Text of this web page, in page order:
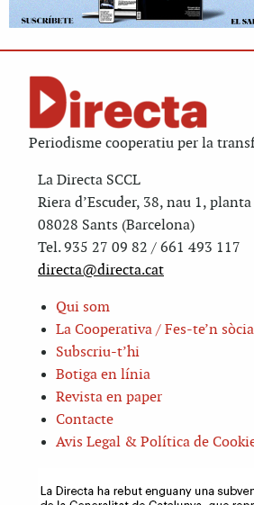
Periodisme cooperatiu per la
La Directa SCCL
Riera d’Escuder, 38, nau 1, planta
08028 Sants (Barcelona)
Tel. 935 27 09 82 / 661 493 117
directa@directa.cat
Qui som
La Cooperativa / Fes-te’n sòcia
Subscriu-t’hi
Botiga en línia
Revista en paper
Contacte
Avis Legal & Política de